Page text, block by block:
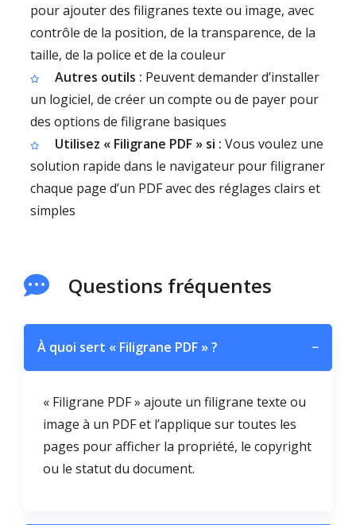
pour ajouter des filigranes texte ou image, avec
contrôle de la position, de la transparence, de la
taille, de la police et de la couleur
Autres outils : Peuvent demander d’installer
un logiciel, de créer un compte ou de payer pour
des options de filigrane basiques
Utilisez « Filigrane PDF » si : Vous voulez une
solution rapide dans le navigateur pour filigraner
chaque page d’un PDF avec des réglages clairs et
simples
Questions fréquentes
À quoi sert « Filigrane PDF » ? −
« Filigrane PDF » ajoute un filigrane texte ou
image à un PDF et l’applique sur toutes les
pages pour afficher la propriété, le copyright
ou le statut du document.